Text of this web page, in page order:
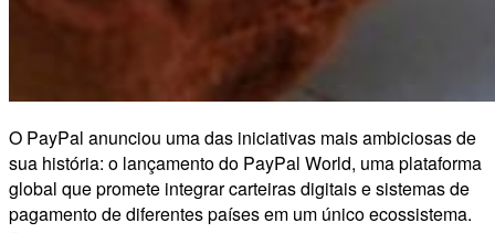
O PayPal anunciou uma das iniciativas mais ambiciosas de
sua história: o lançamento do PayPal World, uma plataforma
global que promete integrar carteiras digitais e sistemas de
pagamento de diferentes países em um único ecossistema.